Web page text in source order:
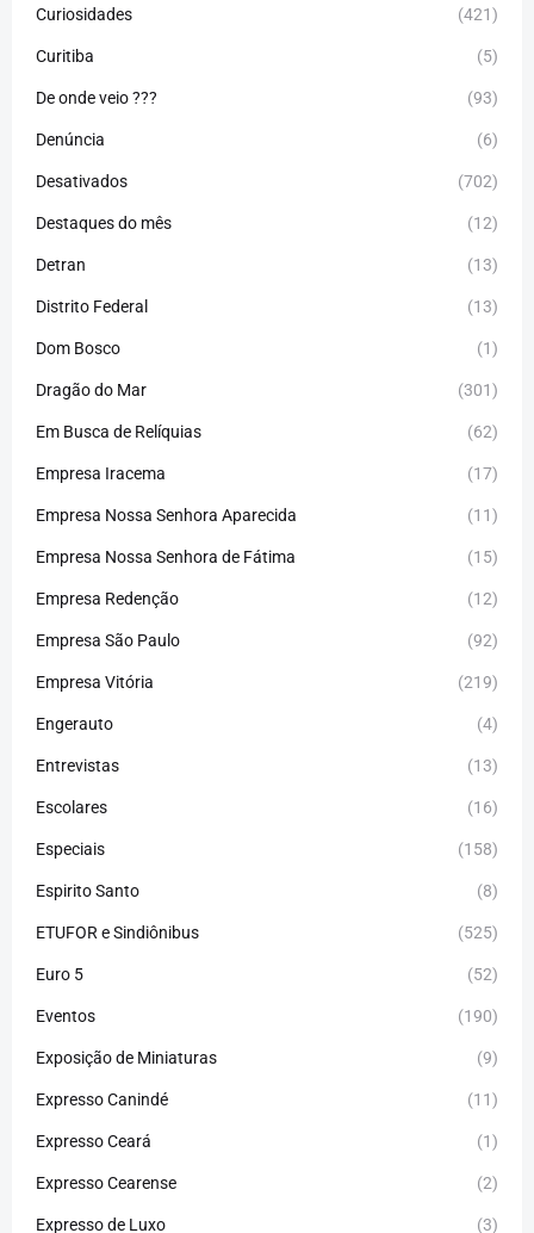
Curiosidades (421)
Curitiba (5)
De onde veio ??? (93)
Denúncia (6)
Desativados (702)
Destaques do mês (12)
Detran (13)
Distrito Federal (13)
Dom Bosco (1)
Dragão do Mar (301)
Em Busca de Relíquias (62)
Empresa Iracema (17)
Empresa Nossa Senhora Aparecida (11)
Empresa Nossa Senhora de Fátima (15)
Empresa Redenção (12)
Empresa São Paulo (92)
Empresa Vitória (219)
Engerauto (4)
Entrevistas (13)
Escolares (16)
Especiais (158)
Espirito Santo (8)
ETUFOR e Sindiônibus (525)
Euro 5 (52)
Eventos (190)
Exposição de Miniaturas (9)
Expresso Canindé (11)
Expresso Ceará (1)
Expresso Cearense (2)
Expresso de Luxo (3)